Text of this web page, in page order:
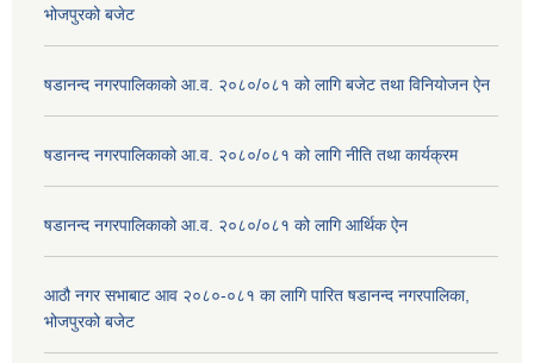
भोजपुरको बजेट
षडानन्द नगरपालिकाको आ.व. २०८०/०८१ को लागि बजेट तथा विनियोजन ऐन
षडानन्द नगरपालिकाको आ.व. २०८०/०८१ को लागि नीति तथा कार्यक्रम
षडानन्द नगरपालिकाको आ.व. २०८०/०८१ को लागि आर्थिक ऐन
आठौ नगर सभाबाट आव २०८०-०८१ का लागि पारित षडानन्द नगरपालिका,
भोजपुरको बजेट